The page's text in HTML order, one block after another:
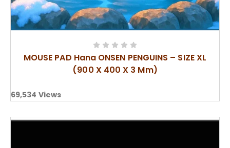
MOUSE PAD Hana ONSEN PENGUINS – SIZE XL
(900 X 400 X 3 Mm)
69,534 Views